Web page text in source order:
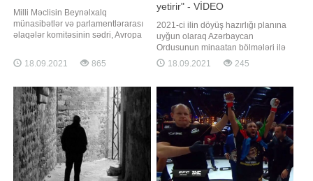
Milli Məclisin Beynəlxalq
münasibətlər və parlamentlərarası
əlaqələr komitəsinin sədri, Avropa
Assambleyasındakı nümayəndə
heyətinin rəhbəri Səməd Seyidovun
Mərkəzi (SPM) fəaliyyətini
dayandırıb. Mərkəzin fəaliyyətini
dayandırmasına səbəb maliyyə
problemini
18.09.2021 865
yetirir" - VİDEO
2021-ci ilin döyüş hazırlığı planına
uyğun olaraq Azərbaycan
Ordusunun minaatan bölmələri ilə
keçirilən intensiv döyüş hazırlığı
məşğələləri davam edir. Müdafiə
məlumata görə, məşğələlərdə
batareyanın atəş mövqeyini tutması
və komanda müşahidə
məntəqəsinin açılması tapşırıqlar
18.09.2021 245